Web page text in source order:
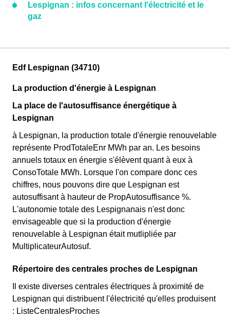
Lespignan : infos concernant l'électricité et le
gaz
Edf Lespignan (34710)
La production d'énergie à Lespignan
La place de l'autosuffisance énergétique à
Lespignan
à Lespignan, la production totale d'énergie renouvelable
représente ProdTotaleEnr MWh par an. Les besoins
annuels totaux en énergie s'élèvent quant à eux à
ConsoTotale MWh. Lorsque l'on compare donc ces
chiffres, nous pouvons dire que Lespignan est
autosuffisant à hauteur de PropAutosuffisance %.
L'autonomie totale des Lespignanais n'est donc
envisageable que si la production d'énergie
renouvelable à Lespignan était mutlipliée par
MultiplicateurAutosuf.
Répertoire des centrales proches de Lespignan
Il existe diverses centrales électriques à proximité de
Lespignan qui distribuent l'électricité qu'elles produisent
: ListeCentralesProches